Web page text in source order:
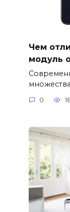
Чем
модуль
0